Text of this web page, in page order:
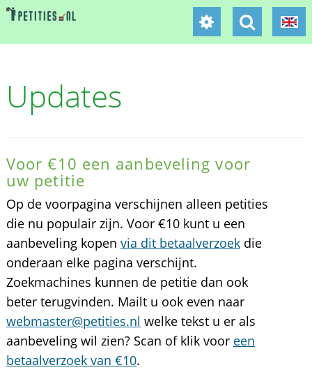
Updates
Voor €10 een aanbeveling voor
uw petitie
Op de voorpagina verschijnen alleen petities
die nu populair zijn. Voor €10 kunt u een
aanbeveling kopen via dit betaalverzoekdie
onderaan elke pagina verschijnt.
Zoekmachines kunnen de petitie dan ook
beter terugvinden. Mailt u ook even naar
webmaster@petities.nl welke tekst u er als
aanbeveling wil zien? Scan of klik voor een
betaalverzoek van €10.